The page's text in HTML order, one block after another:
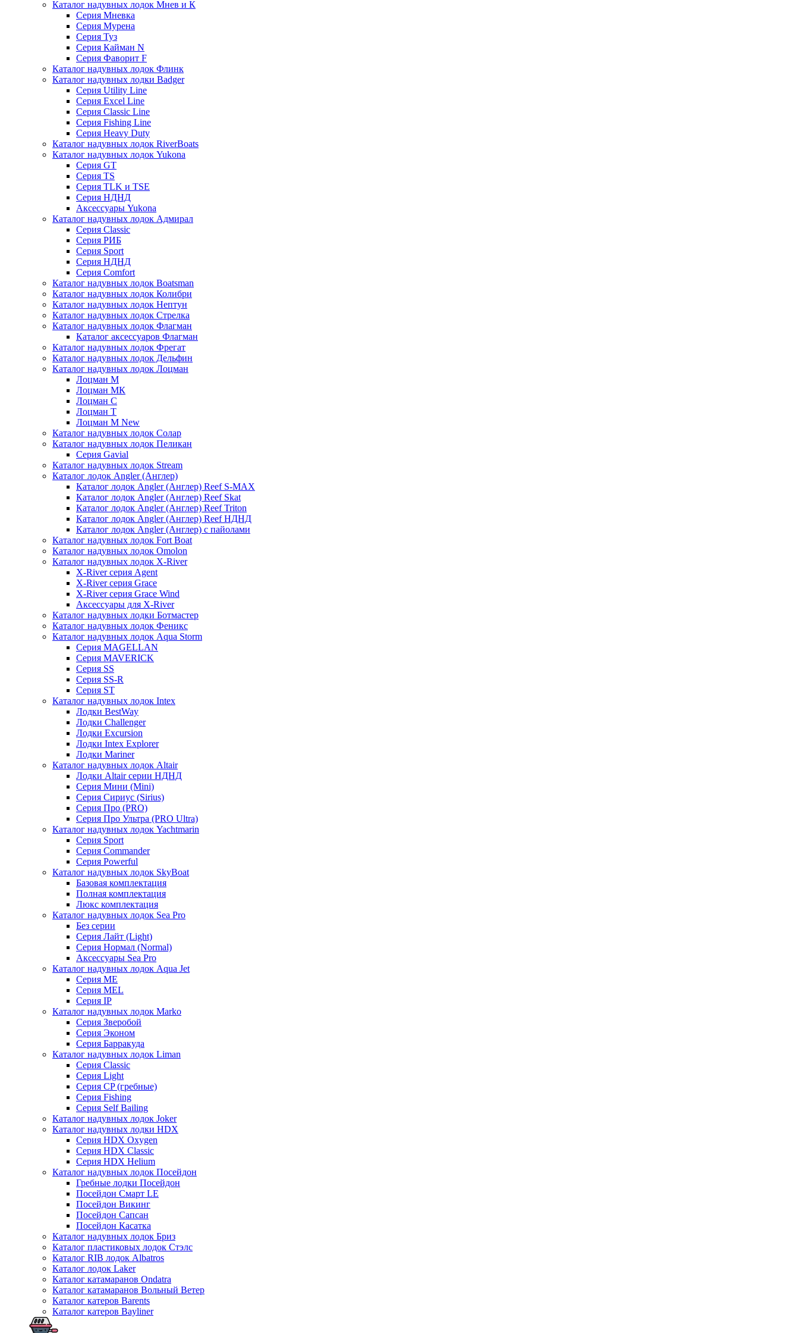
Каталог надувных лодок Мнев и К
Серия Мневка
Серия Мурена
Серия Туз
Серия Кайман N
Серия Фаворит F
Каталог надувных лодок Флинк
Каталог надувных лодки Badger
Серия Utility Line
Серия Excel Line
Серия Classic Line
Серия Fishing Line
Серия Heavy Duty
Каталог надувных лодок RiverBoats
Каталог надувных лодок Yukona
Серия GT
Серия TS
Серия TLK и TSE
Серия НДНД
Аксессуары Yukona
Каталог надувных лодок Адмирал
Серия Classic
Серия РИБ
Серия Sport
Серия НДНД
Серия Comfort
Каталог надувных лодок Boatsman
Каталог надувных лодок Колибри
Каталог надувных лодок Нептун
Каталог надувных лодок Стрелка
Каталог надувных лодок Флагман
Каталог аксессуаров Флагман
Каталог надувных лодок Фрегат
Каталог надувных лодок Дельфин
Каталог надувных лодок Лоцман
Лоцман М
Лоцман МК
Лоцман С
Лоцман Т
Лоцман М New
Каталог надувных лодок Солар
Каталог надувных лодок Пеликан
Серия Gavial
Каталог надувных лодок Stream
Каталог лодок Angler (Англер)
Каталог лодок Angler (Англер) Reef S-MAX
Каталог лодок Angler (Англер) Reef Skat
Каталог лодок Angler (Англер) Reef Triton
Каталог лодок Angler (Англер) Reef НДНД
Каталог лодок Angler (Англер) с пайолами
Каталог надувных лодок Fort Boat
Каталог надувных лодок Omolon
Каталог надувных лодок X-River
X-River серия Agent
X-River серия Grace
X-River серия Grace Wind
Аксессуары для X-River
Каталог надувных лодки Ботмастер
Каталог надувных лодок Феникc
Каталог надувных лодок Aqua Storm
Серия MAGELLAN
Серия MAVERICK
Серия SS
Серия SS-R
Серия ST
Каталог надувных лодок Intex
Лодки BestWay
Лодки Challenger
Лодки Excursion
Лодки Intex Explorer
Лодки Mariner
Каталог надувных лодок Altair
Лодки Altair серии НДНД
Серия Мини (Mini)
Серия Сириус (Sirius)
Серия Про (PRO)
Серия Про Ультра (PRO Ultra)
Каталог надувных лодок Yachtmarin
Серия Sport
Серия Commander
Серия Powerful
Каталог надувных лодок SkyBoat
Базовая комплектация
Полная комплектация
Люкс комплектация
Каталог надувных лодок Sea Pro
Без серии
Серия Лайт (Light)
Серия Нормал (Normal)
Аксессуары Sea Pro
Каталог надувных лодок Aqua Jet
Серия ME
Серия MEL
Серия IP
Каталог надувных лодок Marko
Серия Зверобой
Серия Эконом
Серия Барракуда
Каталог надувных лодок Liman
Серия Classic
Серия Light
Серия CP (гребные)
Серия Fishing
Серия Self Bailing
Каталог надувных лодок Joker
Каталог надувных лодки HDX
Серия HDX Oxygen
Серия HDX Classic
Серия HDX Helium
Каталог надувных лодок Посейдон
Гребные лодки Посейдон
Посейдон Смарт LE
Посейдон Викинг
Посейдон Сапсан
Посейдон Касатка
Каталог надувных лодок Бриз
Каталог пластиковых лодок Стэлс
Каталог RIB лодок Albatros
Каталог лодок Laker
Каталог катамаранов Ondatra
Каталог катамаранов Вольный Ветер
Каталог катеров Barents
Каталог катеров Bayliner